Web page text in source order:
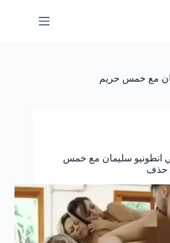
مع خمس حريم
انطونيو سليمان مع خمس